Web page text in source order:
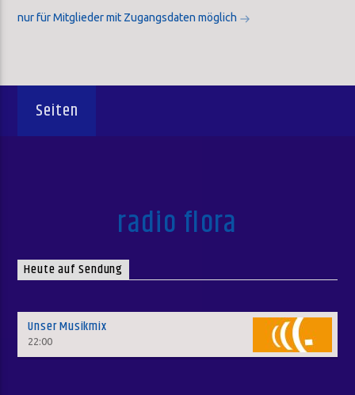
nur für Mitglieder mit Zugangsdaten möglich
Seiten
radio flora
Heute auf Sendung
Unser Musikmix
22:00